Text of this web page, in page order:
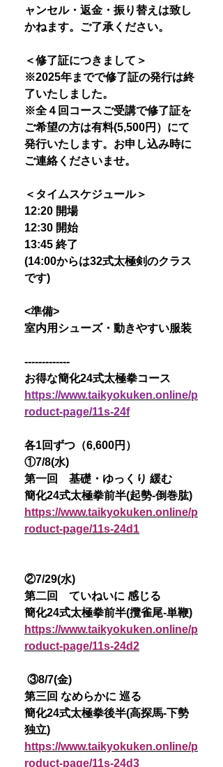
ャンセル・返金・振り替えは致し
かねます。ご了承ください。
＜修了証につきまして＞
※2025年までで修了証の発行は終
了いたしました。
※全４回コースご受講で修了証を
ご希望の方は有料(5,500円）にて
発行いたします。お申し込み時に
ご連絡くださいませ。
＜タイムスケジュール＞
12:20 開場
12:30 開始
13:45 終了
(14:00からは32式太極剣のクラス
です)
<準備>
室内用シューズ・動きやすい服装
-------------
お得な簡化24式太極拳コース
https://www.taikyokuken.online/p
roduct-page/11s-24f
各1回ずつ（6,600円）
①7/8(水)
第一回 基礎・ゆっくり 緩む
簡化24式太極拳前半(起勢-倒巻肱)
https://www.taikyokuken.online/p
roduct-page/11s-24d1
②7/29(水)
第二回 ていねいに 感じる
簡化24式太極拳前半(攬雀尾-単鞭)
https://www.taikyokuken.online/p
roduct-page/11s-24d2
③8/7(金)
第三回 なめらかに 巡る
簡化24式太極拳後半(高探馬-下勢
独立)
https://www.taikyokuken.online/p
roduct-page/11s-24d3